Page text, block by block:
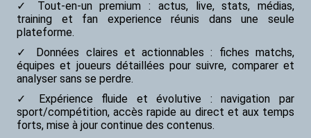
Tout-en-un premium : actus, live, stats, médias,
training et fan experience réunis dans une seule
plateforme.
Données claires et actionnables : fiches matchs,
équipes et joueurs détaillées pour suivre, comparer et
analyser sans se perdre.
Expérience fluide et évolutive : navigation par
sport/compétition, accès rapide au direct et aux temps
forts, mise à jour continue des contenus.